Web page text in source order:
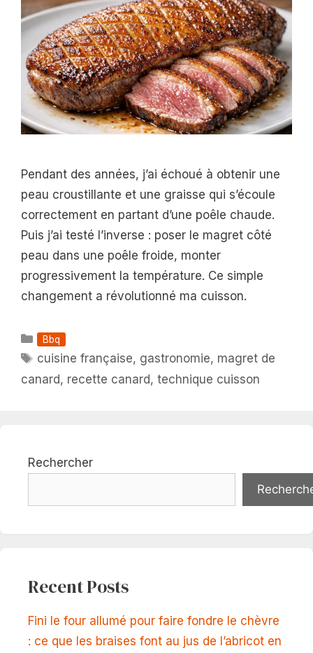
Pendant des années, j’ai échoué à obtenir une
peau croustillante et une graisse qui s’écoule
correctement en partant d’une poêle chaude.
Puis j’ai testé l’inverse : poser le magret côté
peau dans une poêle froide, monter
progressivement la température. Ce simple
changement a révolutionné ma cuisson.
Catégories
Bbq
Étiquettes
cuisine française, gastronomie, magret de
canard, recette canard, technique cuisson
Rechercher
Recent Posts
Fini le four allumé pour faire fondre le chèvre
: ce que les braises font au jus de l’abricot en